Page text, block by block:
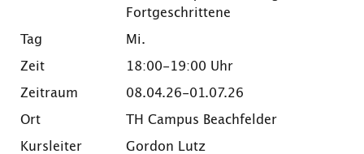
Fortgeschrittene
Mi.
18:00-19:00 Uhr
08.04.26-01.07.26
TH Campus Beachfelder
Gordon Lutz